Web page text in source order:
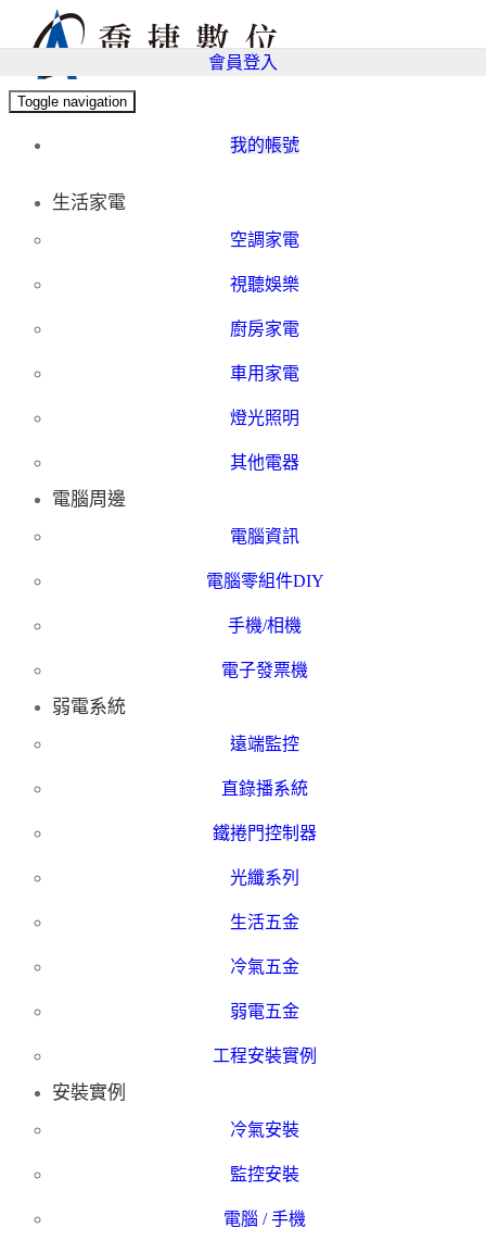
Toggle navigation
我的帳號
會員登入
生活家電
空調家電
視聽娛樂
廚房家電
車用家電
燈光照明
其他電器
電腦周邊
電腦資訊
電腦零組件DIY
手機/相機
電子發票機
弱電系統
遠端監控
直錄播系統
鐵捲門控制器
光纖系列
生活五金
冷氣五金
弱電五金
工程安裝實例
安裝實例
冷氣安裝
監控安裝
電腦 / 手機